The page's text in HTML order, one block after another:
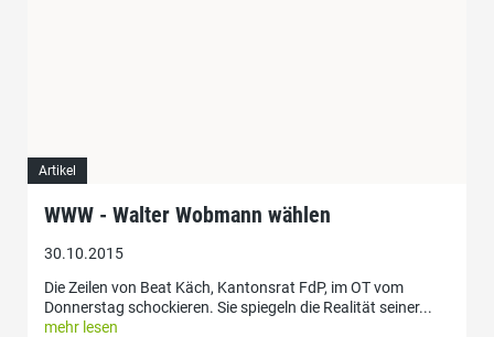
Artikel
WWW - Walter Wobmann wählen
30.10.2015
Die Zeilen von Beat Käch, Kantonsrat FdP, im OT vom
Donnerstag schockieren. Sie spiegeln die Realität seiner...
mehr lesen